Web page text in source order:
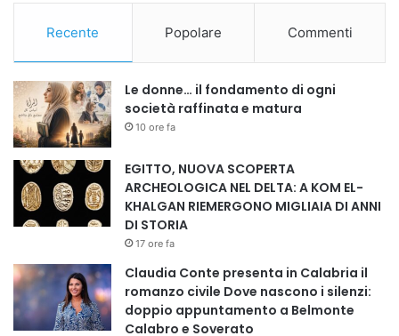
Recente Popolare Commenti
Le donne… il fondamento di ogni
società raffinata e matura
10 ore fa
EGITTO, NUOVA SCOPERTA
ARCHEOLOGICA NEL DELTA: A KOM EL-
KHALGAN RIEMERGONO MIGLIAIA DI ANNI
DI STORIA
17 ore fa
Claudia Conte presenta in Calabria il
romanzo civile Dove nascono i silenzi:
doppio appuntamento a Belmonte
Calabro e Soverato